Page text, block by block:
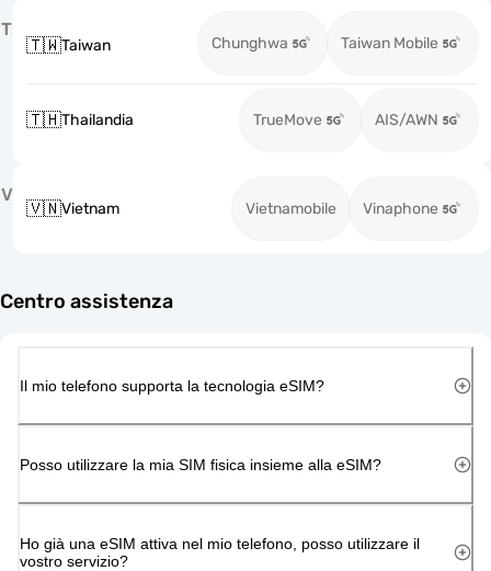
T
🇹🇼Taiwan Chunghwa Taiwan Mobile
🇹🇭Thailandia TrueMove AIS/AWN
V
🇻🇳Vietnam Vietnamobile Vinaphone
Centro assistenza
Il mio telefono supporta la tecnologia eSIM?
Posso utilizzare la mia SIM fisica insieme alla eSIM?
Ho già una eSIM attiva nel mio telefono, posso utilizzare il
vostro servizio?